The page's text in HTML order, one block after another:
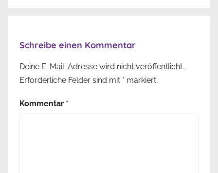
Schreibe einen Kommentar
Deine E-Mail-Adresse wird nicht veröffentlicht.
Erforderliche Felder sind mit * markiert
Kommentar *